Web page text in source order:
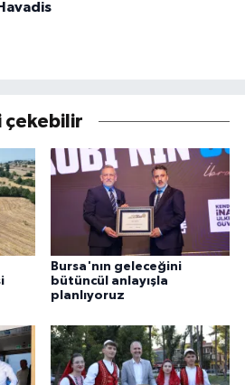
çekebilir
Bursa'nın geleceğini
bütüncül anlayışla
planlıyoruz